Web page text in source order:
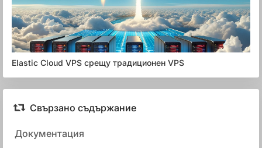
Elastic Cloud VPS срещу традиционен VPS
Свързано съдържание
Документация